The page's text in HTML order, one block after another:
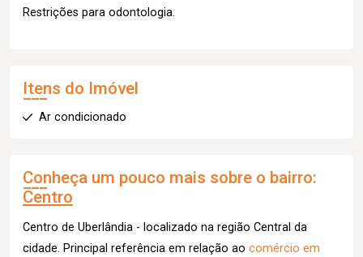
Restrições para odontologia.
Itens do Imóvel
Ar condicionado
Conheça um pouco mais sobre o bairro:
Centro
Centro de Uberlândia - localizado na região Central da
cidade. Principal referência em relação ao comércio em